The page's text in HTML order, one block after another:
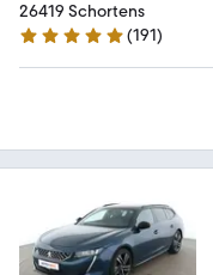
26419 Schortens
5 Sterne
(191)